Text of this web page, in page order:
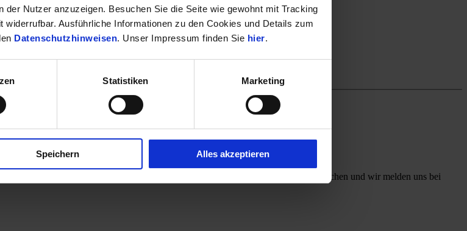
der Nutzer anzuzeigen. Besuchen Sie die Seite wie gewohnt mit Tracking
Ausführliche Informationen zu den Cookies und Details zum
Datenschutzhinweisen. Unser Impressum finden Sie hier.
Statistiken Marketing
Speichern Alles akzeptieren
Toyota Fahrzeug.
Sehr gerne! Teilen Sie uns einfach im Betreff mit, welchen Kontaktweg Sie wünschen und wir melden uns bei